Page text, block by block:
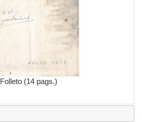
Folleto (14 pags.)